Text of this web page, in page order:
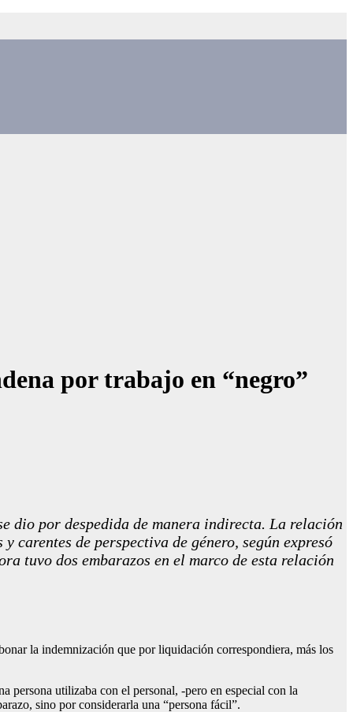
por trabajo en “negro”
dio por despedida de manera indirecta. La relación
carentes de perspectiva de género, según expresó
tuvo dos embarazos en el marco de esta relación
la indemnización que por liquidación correspondiera, más los
persona utilizaba con el personal, -pero en especial con la
sino por considerarla una “persona fácil”.